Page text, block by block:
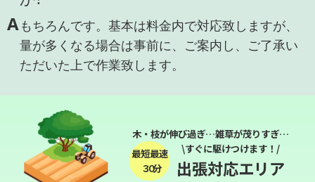
Aもちろんです。基本は料金内で対応致しますが、
量が多くなる場合は事前に、ご案内し、ご了承い
ただいた上で作業致します。
木・枝が伸び過ぎ…雑草が茂りすぎ…
最短最速
３０分
\すぐに駆けつけます！/
出張対応エリア